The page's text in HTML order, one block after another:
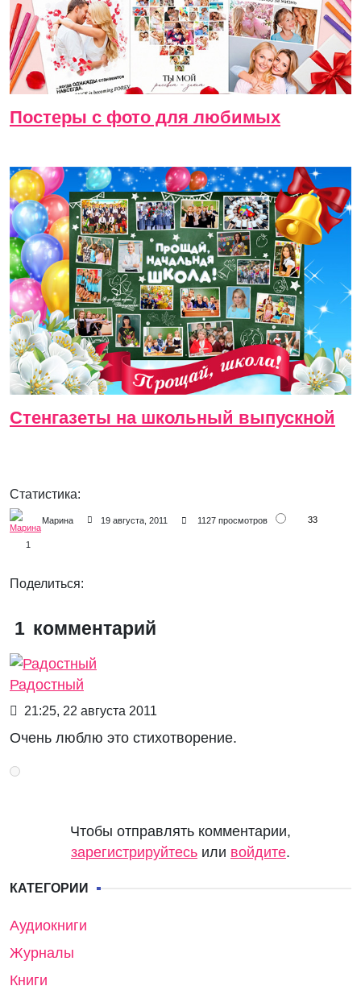
Постеры с фото для любимых
Стенгазеты на школьный выпускной
Статистика:
Марина 19 августа, 2011 1127 просмотров 33
1
Поделиться:
1 комментарий
Радостный
21:25, 22 августа 2011
Очень люблю это стихотворение.
Чтобы отправлять комментарии,
зарегистрируйтесь или войдите.
КАТЕГОРИИ
Аудиокниги
Журналы
Книги